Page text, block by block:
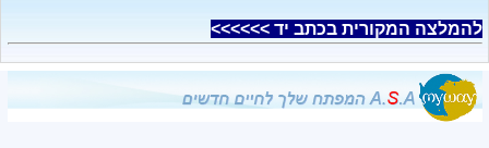
להמלצה המקורית בכתב יד >>>>>>